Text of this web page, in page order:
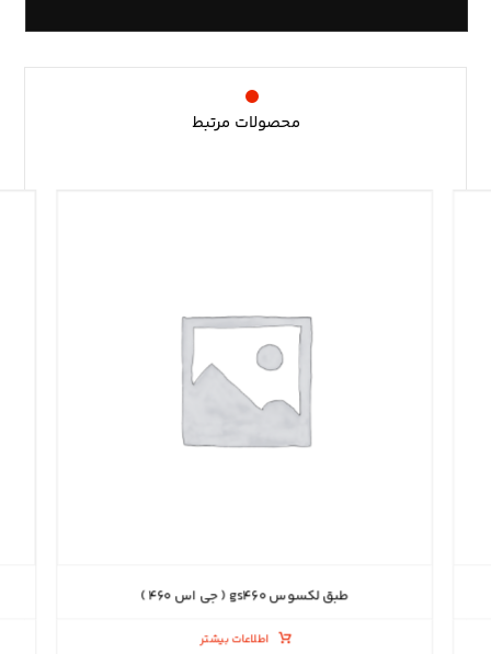
محصولات مرتبط
طبق لکسوس gs۴۶۰ ( جی اس ۴۶۰ )
اطلاعات بیشتر